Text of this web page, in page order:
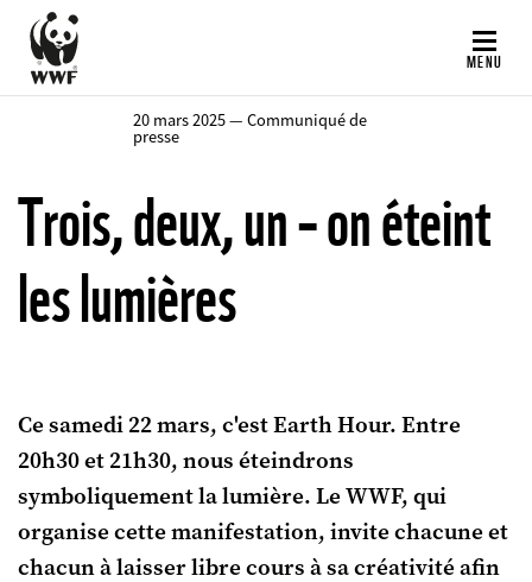
contenu
principal
MENU
20 mars 2025 — Communiqué de
presse
Trois, deux, un – on éteint
les lumières
Ce samedi 22 mars, c'est Earth Hour. Entre
20h30 et 21h30, nous éteindrons
symboliquement la lumière. Le WWF, qui
organise cette manifestation, invite chacune et
chacun à laisser libre cours à sa créativité afin